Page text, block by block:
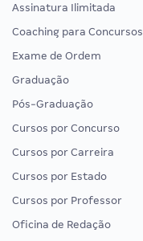
Assinatura Ilimitada
Coaching para Concursos
Exame de Ordem
Graduação
Pós-Graduação
Cursos por Concurso
Cursos por Carreira
Cursos por Estado
Cursos por Professor
Oficina de Redação